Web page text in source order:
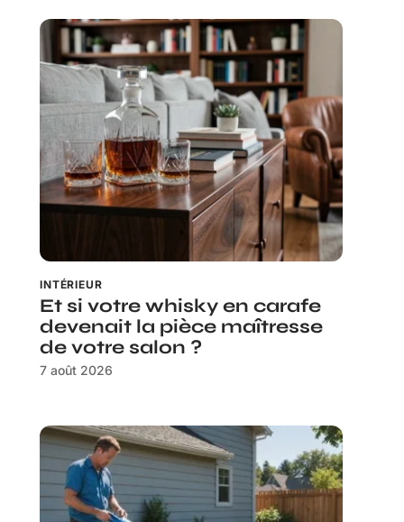
INTÉRIEUR
Et si votre whisky en carafe
devenait la pièce maîtresse
de votre salon ?
7 août 2026